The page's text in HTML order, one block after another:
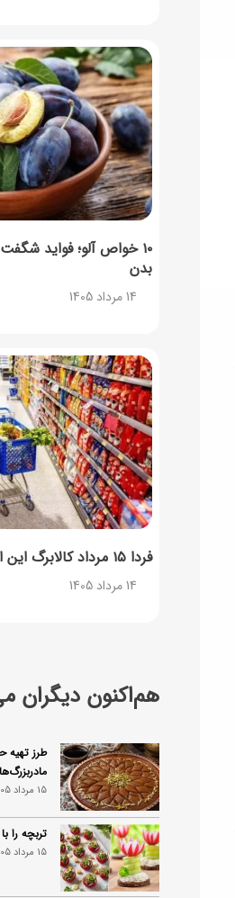
۱۰ خواص آلو؛ فواید
بدن
14 مرداد 1405
فردا ۱۵ مرداد کالابرگ این افراد واریز می‌شود
14 مرداد 1405
هم‌اکنون دیگران
طرز تهیه
مادربزرگ‌ها
15 مرداد 1405
تربچه را
15 مرداد 1405